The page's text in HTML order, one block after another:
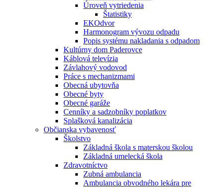
Úroveň vytriedenia
Štatistiky
EKOdvor
Harmonogram vývozu odpadu
Popis systému nakladania s odpadom
Kultúrny dom Paderovce
Káblová televízia
Závlahový vodovod
Práce s mechanizmami
Obecná ubytovňa
Obecné byty
Obecné garáže
Cenníky a sadzobníky poplatkov
Splašková kanalizácia
Občianska vybavenosť
Školstvo
Základná škola s materskou školou
Základná umelecká škola
Zdravotníctvo
Zubná ambulancia
Ambulancia obvodného lekára pre